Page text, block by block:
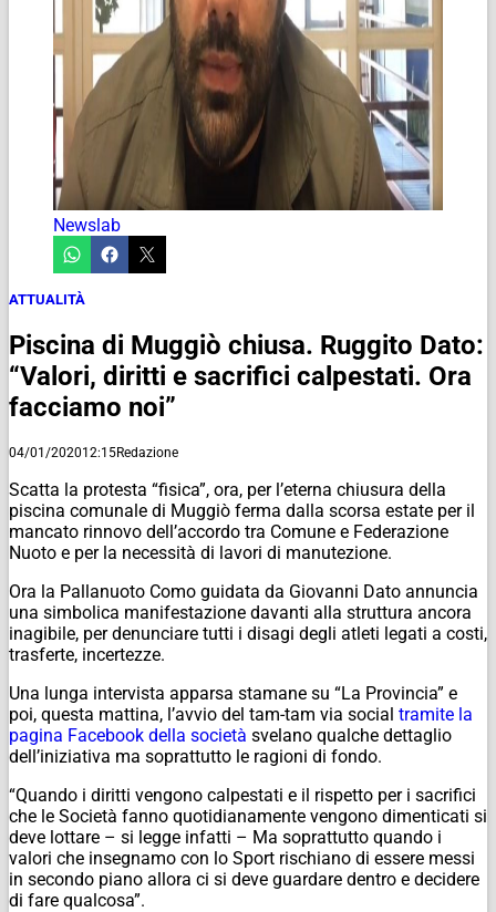
Newslab
ATTUALITÀ
Piscina di Muggiò chiusa. Ruggito Dato:
“Valori, diritti e sacrifici calpestati. Ora
facciamo noi”
04/01/202012:15Redazione
Scatta la protesta “fisica”, ora, per l’eterna chiusura della
piscina comunale di Muggiò ferma dalla scorsa estate per il
mancato rinnovo dell’accordo tra Comune e Federazione
Nuoto e per la necessità di lavori di manutezione.
Ora la Pallanuoto Como guidata da Giovanni Dato annuncia
una simbolica manifestazione davanti alla struttura ancora
inagibile, per denunciare tutti i disagi degli atleti legati a costi,
trasferte, incertezze.
Una lunga intervista apparsa stamane su “La Provincia” e
poi, questa mattina, l’avvio del tam-tam via social tramite la
pagina Facebook della società svelano qualche dettaglio
dell’iniziativa ma soprattutto le ragioni di fondo.
“Quando i diritti vengono calpestati e il rispetto per i sacrifici
che le Società fanno quotidianamente vengono dimenticati si
deve lottare – si legge infatti – Ma soprattutto quando i
valori che insegnamo con lo Sport rischiano di essere messi
in secondo piano allora ci si deve guardare dentro e decidere
di fare qualcosa”.